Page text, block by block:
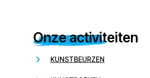
Onze activiteiten
KUNSTBEURZEN